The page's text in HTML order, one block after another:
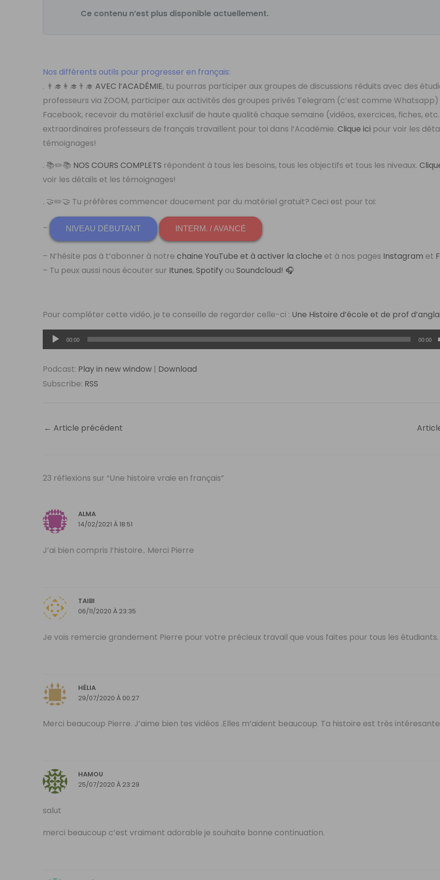
Ce contenu n’est plus disponible actuellement.
Nos différents outils pour progresser en français:
. 👨‍🎓👩‍🎓👨‍🎓AVEC l’ACADÉMIE, tu pourras participer aux groupes de discussions réduits avec des
professeurs via ZOOM, participer aux activités des groupes privés Telegram (c’est comme
Facebook, recevoir du matériel exclusif de haute qualité chaque semaine (vidéos, exercices, fiches,
extraordinaires professeurs de français travaillent pour toi dans l’Académie.Clique ici pour voir les
témoignages!
. 📚✏️📚 NOS COURS COMPLETS répondent à tous les besoins, tous les objectifs et tous les niveaux.
voir les détails et les témoignages!
. 🤝✏️🤝 Tu préfères commencer doucement par du matériel gratuit? Ceci est pour toi:
– NIVEAU DÉBUTANT INTERM. / AVANCÉ
– N’hésite pas à t’abonner à notrechaine YouTube et à activer la cloche et à nos pages Instagram et
– Tu peux aussi nous écouter sur Itunes,Spotify ouSoundcloud! 🎧
Pour compléter cette vidéo, je te conseille de regarder celle-ci : Une Histoire d’école et de prof
Lecteur
audio
00:00 00:00
Podcast: Play in new window | Download
Subscribe: RSS
← Article précédent
23 réflexions sur “Une histoire vraie en français”
ALMA
14/02/2021 À 18:51
J’ai bien compris l’histoire.. Merci Pierre
TAIBI
06/11/2020 À 23:35
Je vois remercie grandement Pierre pour votre précieux travail que vous faites pour tous les étudiants.
HÉLIA
29/07/2020 À 00:27
Merci beaucoup Pierre. J’aime bien tes vidéos .Elles m’aident beaucoup. Ta histoire est très
HAMOU
25/07/2020 À 23:29
salut
merci beaucoup c’est vraiment adorable je souhaite bonne continuation.